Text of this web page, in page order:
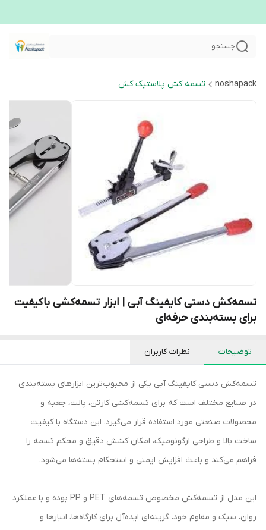
جستجو
noshapack تسمه کش پلاستیک کش
تسمه‌کش دستی کایفینگ آبی | ابزار تسمه‌کشی باکیفیت
برای بسته‌بندی حرفه‌ای
توضیحات نظرات کاربران
تسمه‌کش دستی کایفینگ آبی یکی از محبوب‌ترین ابزارهای بسته‌بندی
در صنایع مختلف است که برای تسمه‌کشی کارتن، پالت، جعبه و
محصولات صنعتی مورد استفاده قرار می‌گیرد. این دستگاه با کیفیت
ساخت بالا و طراحی ارگونومیک، امکان کشش دقیق و محکم تسمه را
فراهم می‌کند و باعث افزایش ایمنی و استحکام بسته‌ها می‌شود.
این مدل از تسمه‌کش مخصوص تسمه‌های PET و PP بوده و با عملکرد
روان، سبک و مقاوم خود، گزینه‌ای ایده‌آل برای کارگاه‌ها، انبارها و